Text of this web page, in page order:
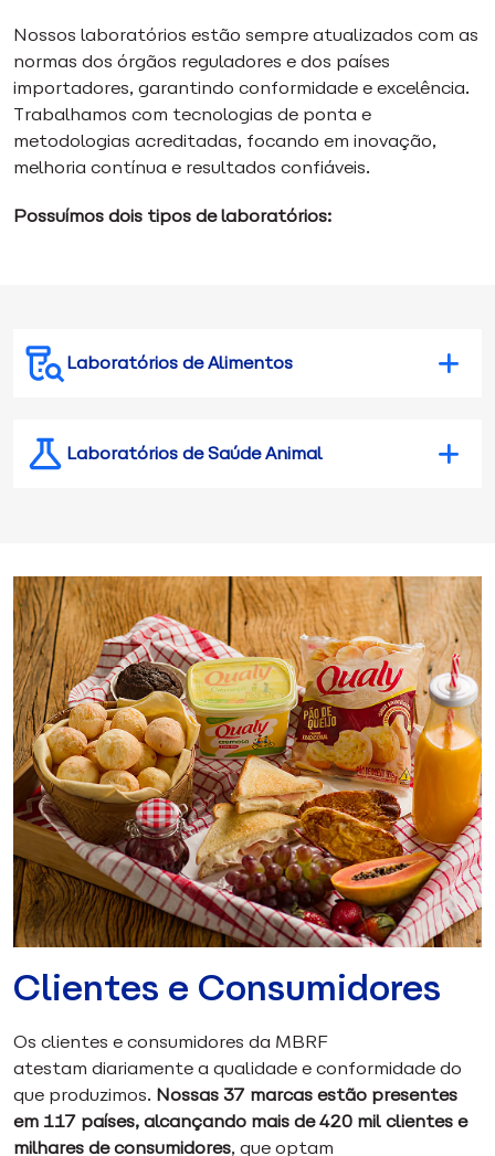
Nossos laboratórios estão sempre atualizados com as
normas dos órgãos reguladores e dos países
importadores, garantindo conformidade e excelência.
Trabalhamos com tecnologias de ponta e
metodologias acreditadas, focando em inovação,
melhoria contínua e resultados confiáveis.
Possuímos dois tipos de laboratórios:
Laboratórios de Alimentos
Laboratórios de Saúde Animal
Clientes e Consumidores
Os clientes e consumidores da MBRF
atestam diariamente a qualidade e conformidade do
que produzimos. Nossas 37 marcas estão presentes
em 117 países, alcançando mais de 420 mil clientes e
milhares de consumidores, que optam